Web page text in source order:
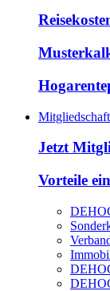
Mitgliedschaft
Jetzt
Vorteile